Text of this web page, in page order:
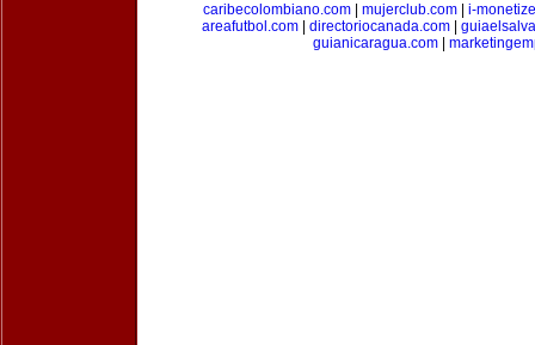
caribecolombiano.com| mujerclub.com| i-
areafutbol.com
directoriocanada.com
guianicaragua.com